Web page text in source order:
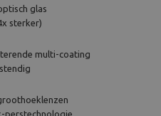
glas
sterker)
multi-coating
perstechnologie